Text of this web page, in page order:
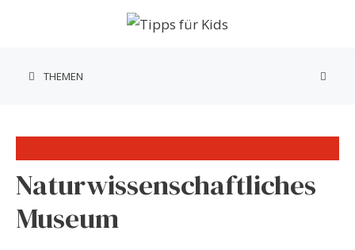
THEMEN
Naturwissenschaftliches
Museum